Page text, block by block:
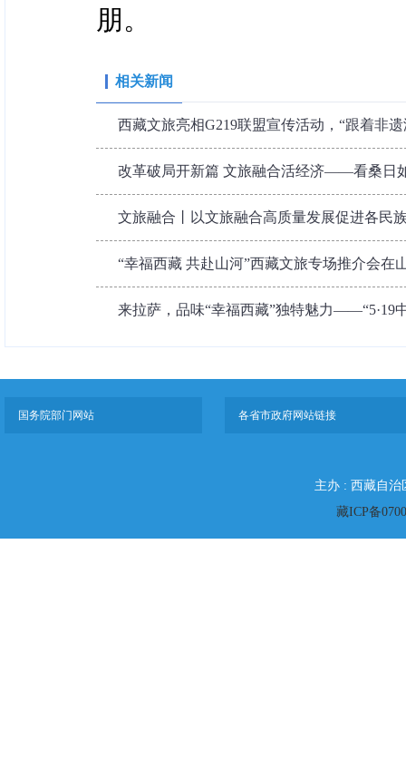
朋。
相关新闻
西藏文旅亮相G219联盟宣传活动，“跟着非
改革破局开新篇 文旅融合活经济——看桑日
文旅融合丨以文旅融合高质量发展促进各
“幸福西藏 共赴山河”西藏文旅专场推介会在
来拉萨，品味“幸福西藏”独特魅力——“5·19
国务院部门网站 各省市政府网站链接
主办 : 西藏自治
藏ICP备